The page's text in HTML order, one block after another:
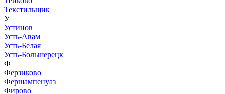
Текстильщик
У
Устинов
Усть-Авам
Усть-Белая
Усть-Большерецк
Ф
Ферзиково
Фершампенуаз
Фирово